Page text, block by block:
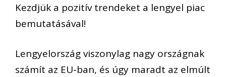
Kezdjük a pozitív trendeket a lengyel piac
bemutatásával!
Lengyelország viszonylag nagy országnak
számít az EU-ban, és úgy maradt az elmúlt